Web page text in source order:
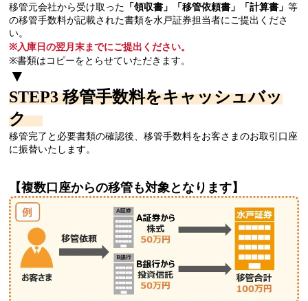
移管元会社から受け取った 「領収書」「移管依頼書」「計算書」 等
の移管手数料が記載された書類を水戸証券担当者にご提出くださ
い。
※入庫日の翌月末までにご提出ください。
※書類はコピーをとらせていただきます。
▼
STEP3 移管手数料をキャッシュバッ
ク
移管完了と必要書類の確認後、移管手数料をお客さまのお取引口座
に振替いたします。
【複数口座からの移管も対象となります】